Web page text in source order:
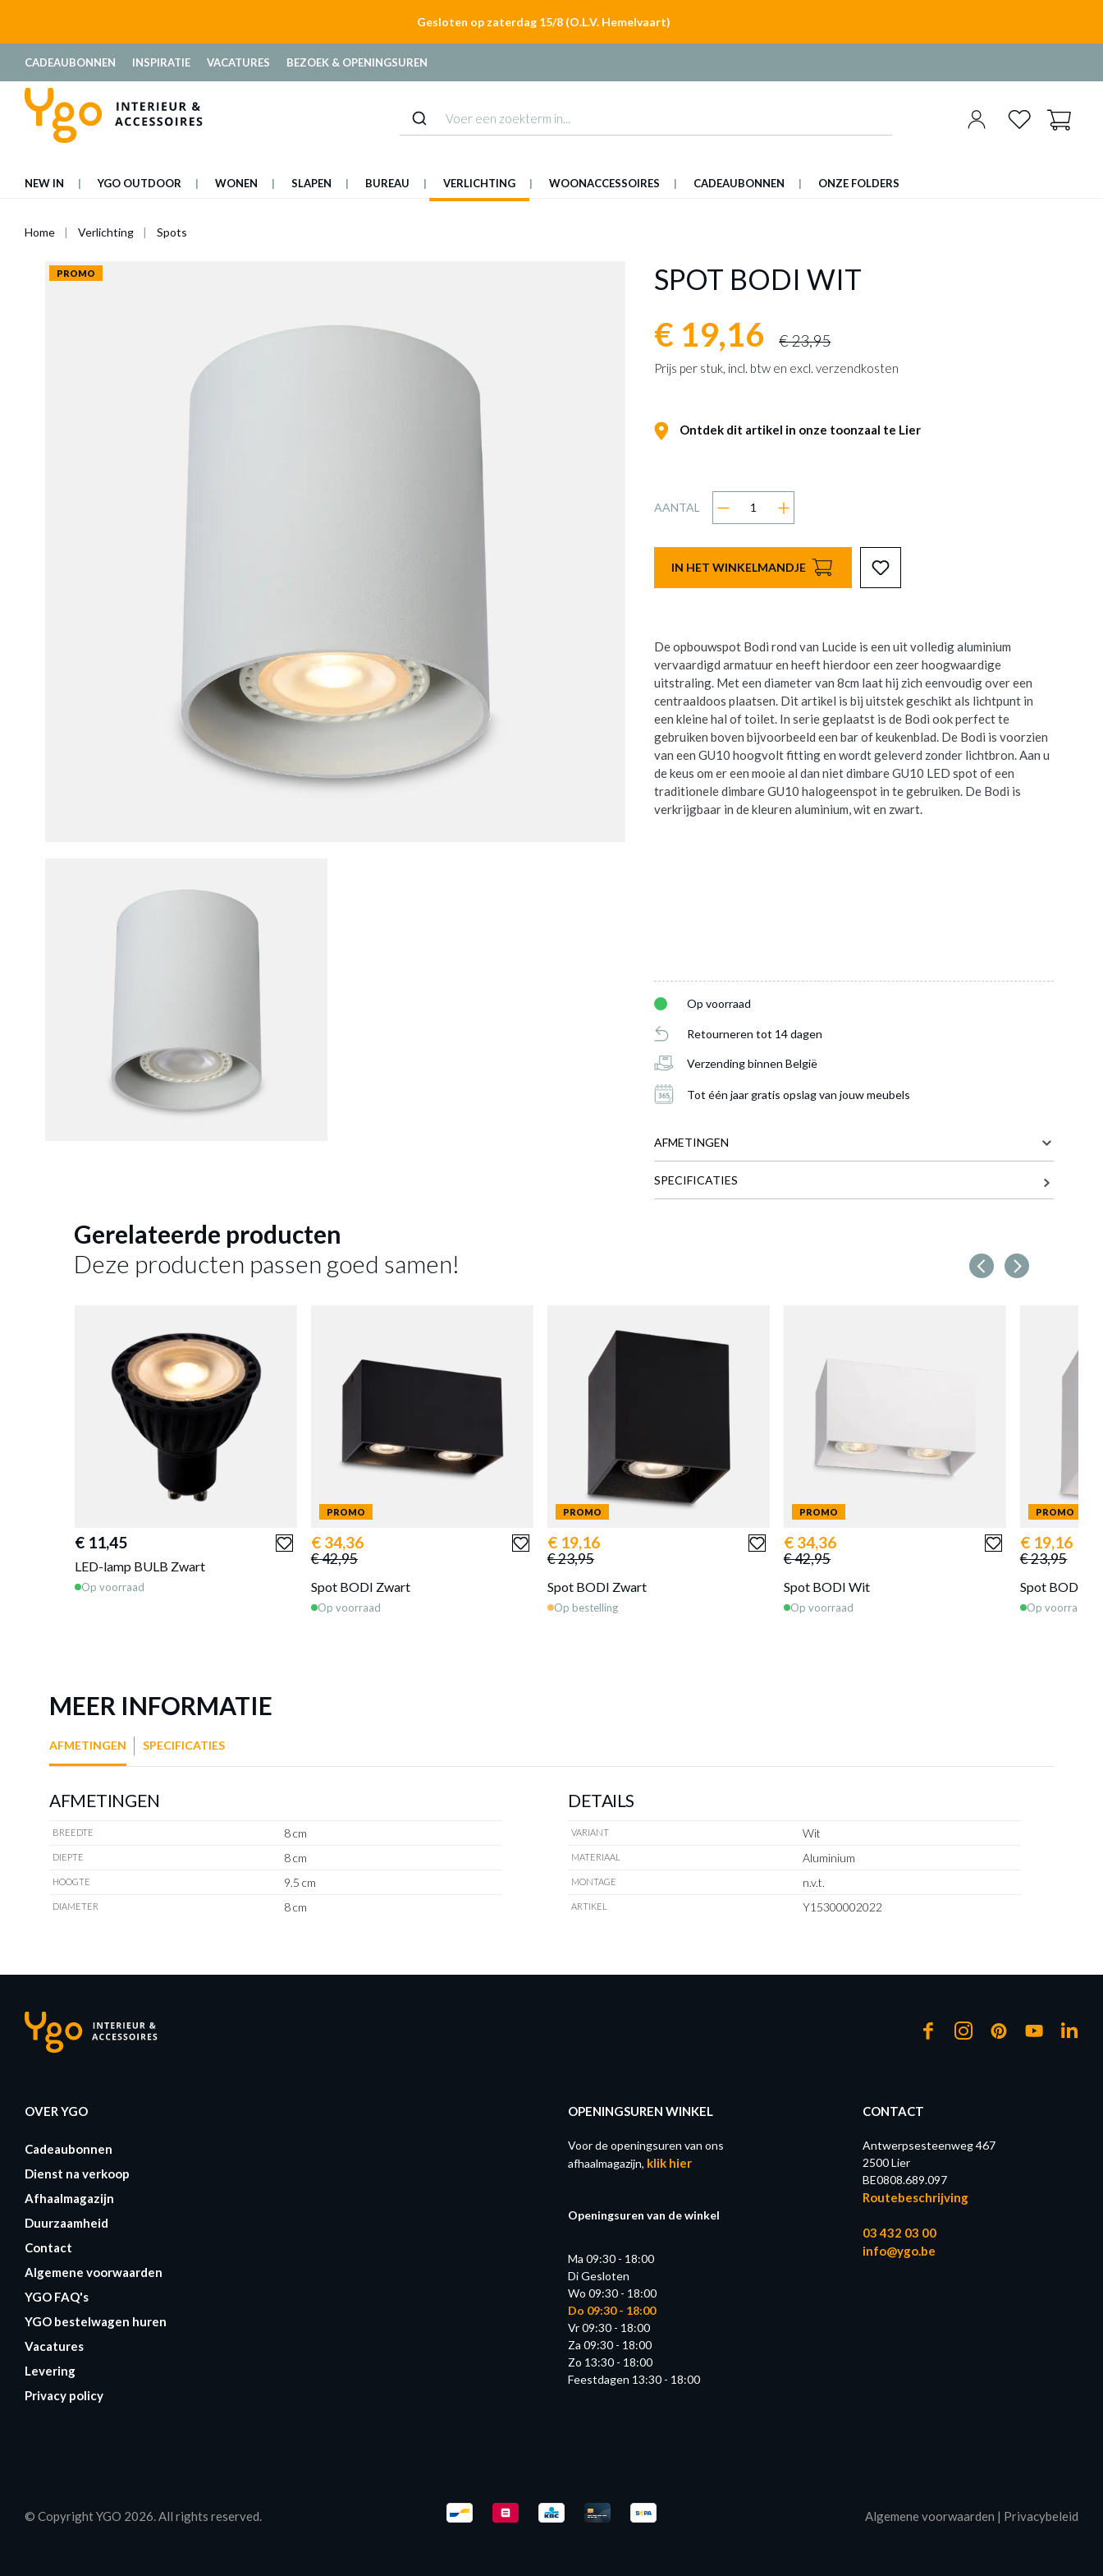
Gesloten op zaterdag 15/8 (O.L.V. Hemelvaart)
CADEAUBONNEN INSPIRATIE VACATURES BEZOEK & OPENINGSUREN
NEW IN YGO OUTDOOR WONEN SLAPEN BUREAU VERLICHTING WOONACCESSOIRES CADEAUBONNEN ONZE FOLDERS
Home Verlichting Spots
PROMO SPOT BODI WIT
€ 19,16 € 23,95
Prijs per stuk, incl. btw en excl. verzendkosten
Ontdek dit artikel in onze toonzaal te Lier
AANTAL
IN HET WINKELMANDJE
De opbouwspot Bodi rond van Lucide is een uit volledig aluminium
vervaardigd armatuur en heeft hierdoor een zeer hoogwaardige
uitstraling. Met een diameter van 8cm laat hij zich eenvoudig over een
centraaldoos plaatsen. Dit artikel is bij uitstek geschikt als lichtpunt in
een kleine hal of toilet. In serie geplaatst is de Bodi ook perfect te
gebruiken boven bijvoorbeeld een bar of keukenblad. De Bodi is voorzien
van een GU10 hoogvolt fitting en wordt geleverd zonder lichtbron. Aan u
de keus om er een mooie al dan niet dimbare GU10 LED spot of een
traditionele dimbare GU10 halogeenspot in te gebruiken. De Bodi is
verkrijgbaar in de kleuren aluminium, wit en zwart.
Op voorraad
Retourneren tot 14 dagen
Verzending binnen België
Tot één jaar gratis opslag van jouw meubels
AFMETINGEN
SPECIFICATIES
Gerelateerde producten
Deze producten passen goed samen!
€ 11,45
LED-lamp BULB Zwart
Op voorraad
PROMO
€ 34,36
€ 42,95
Spot BODI Zwart
Op voorraad
PROMO
€ 19,16
€ 23,95
Spot BODI Zwart
Op bestelling
PROMO
€ 34,36
€ 42,95
Spot BODI Wit
Op voorraad
PROMO
€ 19,16
€ 23,95
Spot BODI
Op voorraad
MEER INFORMATIE
AFMETINGEN SPECIFICATIES
AFMETINGEN
BREEDTE 8 cm
DIEPTE 8 cm
HOOGTE 9.5 cm
DIAMETER 8 cm
DETAILS
VARIANT Wit
MATERIAAL Aluminium
MONTAGE n.v.t.
ARTIKEL Y15300002022
LED-lamp LED
LAMP Wit
Op bestelling
OVER YGO
Cadeaubonnen
Dienst na verkoop
Afhaalmagazijn
Duurzaamheid
Contact
Algemene voorwaarden
YGO FAQ's
YGO bestelwagen huren
Vacatures
Levering
Privacy policy
OPENINGSUREN WINKEL
Voor de openingsuren van ons
afhaalmagazijn, klik hier
Openingsuren van de winkel
Ma 09:30 - 18:00
Di Gesloten
Wo 09:30 - 18:00
Do 09:30 - 18:00
Vr 09:30 - 18:00
Za 09:30 - 18:00
Zo 13:30 - 18:00
Feestdagen 13:30 - 18:00
CONTACT
Antwerpsesteenweg 467
2500 Lier
BE0808.689.097
Routebeschrijving
03 432 03 00
info@ygo.be
© Copyright YGO 2026. All rights reserved. Algemene voorwaarden | Privacybeleid